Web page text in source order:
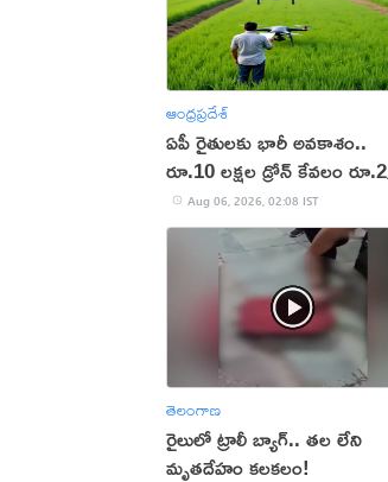
ఆంధ్రప్రదేశ్
ఏపీ రైతులకు భారీ అవకాశం..
రూ.10 లక్షల డ్రోన్ కేవలం రూ.2
లక్షలకే!
Aug 06, 2026, 02:08 IST
తెలంగాణ
రైలులో ట్రాలీ బ్యాగ్.. తల లేని
మృతదేహం కలకలం!